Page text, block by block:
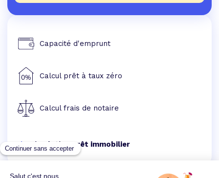
Capacité d'emprunt
Calcul prêt à taux zéro
Calcul frais de notaire
Simulation prêt immobilier